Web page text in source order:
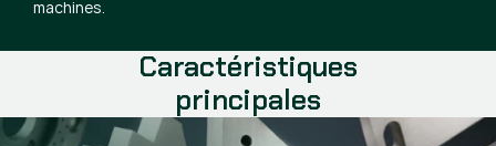
machines.
Caractéristiques
principales